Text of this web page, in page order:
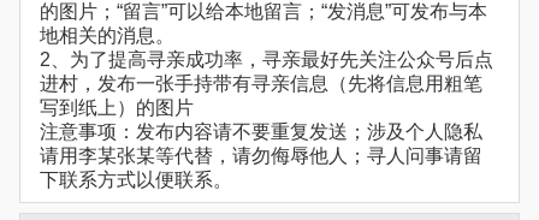
的图片；“留言”可以给本地留言；“发消息”可发布与本
地相关的消息。
2、为了提高寻亲成功率，寻亲最好先关注公众号后点
进村，发布一张手持带有寻亲信息（先将信息用粗笔
写到纸上）的图片
注意事项：发布内容请不要重复发送；涉及个人隐私
请用李某张某等代替，请勿侮辱他人；寻人问事请留
下联系方式以便联系。